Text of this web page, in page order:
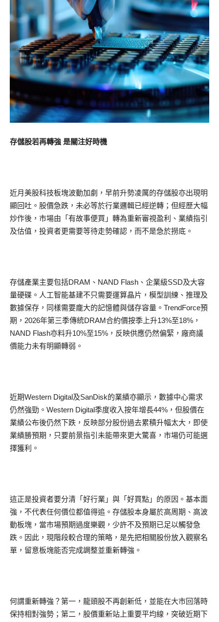
存儲股若再轉強 是關注好時機
近月美股科技板塊波動加劇，早前升勢凌厲的存儲股亦出現明
顯回吐。股價急跌，未必等於行業邏輯已經逆轉；但經歷大幅
炒作後，市場由「有故事便買」轉為重新審視盈利、業績指引
及估值，投資者更需要等待走勢確認，而不是急於撈底。
存儲產業主要包括DRAM、NAND Flash、企業級SSD及大容
量硬碟。人工智能基建不只需要運算晶片，模型訓練、推理及
數據保存，同樣需要龐大的記憶體與儲存容量。TrendForce預
期，2026年第三季傳統DRAM合約價按季上升13%至18%，
NAND Flash亦料升10%至15%，反映供應仍然偏緊，廠商議
價能力未有明顯轉弱。
近期Western Digital及SanDisk的業績亦顯示，數據中心需求
仍然強勁。Western Digital季度收入按年增長44%，但股價在
業績公布後仍然下跌，反映部分股份過去累積升幅太大，即使
業績勝預期，只要前景指引未能帶來更大驚喜，市場仍可能選
擇獲利。
這正是投資者要分清「好行業」與「好買點」的原因。基本面
強，不代表任何價位都值得追。存儲股本身屬於高周期、高波
動板塊，當市場預期過度樂觀，少許不及預期已足以觸發急
跌。因此，現階段較合理的策略，是先把相關股份放入觀察名
單，留意板塊能否完成調整並重新轉強。
何謂重新轉強？第一，龍頭股不再創新低，並能在大市回落時
保持相對強勢；第二，股價重新站上重要平均線，突破近期下